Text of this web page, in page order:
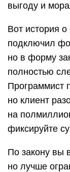
выгоду и
Вот история
подключил
но в форму
полностью
Программист
но клиент
на
фиксируйте
По закону вы
но лучше